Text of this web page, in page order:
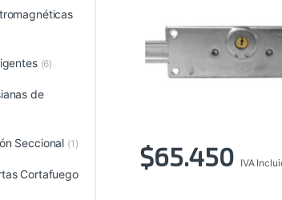
$65.450 IVA
(6)
de
Seccional (1)
Cortafuego